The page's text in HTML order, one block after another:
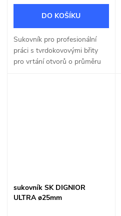
DO KOŠÍKU
Sukovník pro profesionální
práci s tvrdokovovými břity
pro vrtání otvorů o průměru
sukovník SK DIGNIOR
ULTRA ø25mm